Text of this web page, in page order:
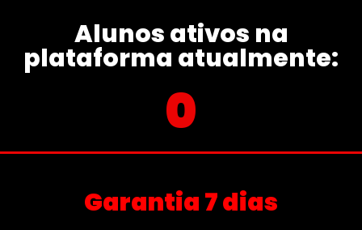
Alunos ativos na
plataforma atualmente:
0
Garantia 7 dias